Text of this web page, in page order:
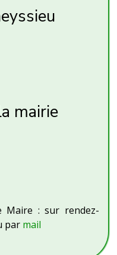
mairie
Maire : sur rendez-
par mail